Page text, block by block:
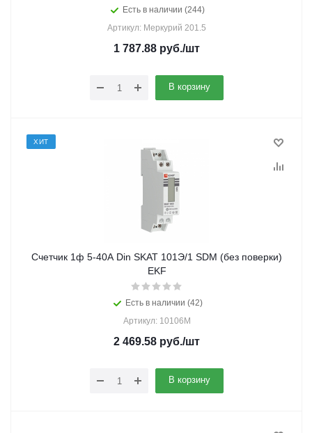
Есть в наличии (244)
Артикул: Меркурий 201.5
1 787.88 руб./шт
В корзину
ХИТ
Счетчик 1ф 5-40А Din SKAT 101Э/1 SDM (без поверки)
EKF
Есть в наличии (42)
Артикул: 10106M
2 469.58 руб./шт
В корзину